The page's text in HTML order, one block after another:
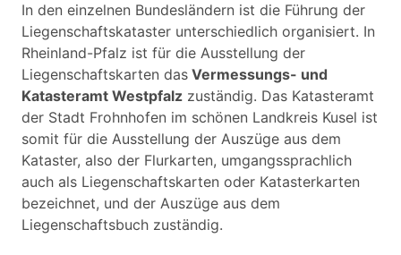
In den einzelnen Bundesländern ist die Führung der
Liegenschaftskataster unterschiedlich organisiert. In
Rheinland-Pfalz ist für die Ausstellung der
Liegenschaftskarten das Vermessungs- und
Katasteramt Westpfalz zuständig. Das Katasteramt
der Stadt Frohnhofen im schönen Landkreis Kusel ist
somit für die Ausstellung der Auszüge aus dem
Kataster, also der Flurkarten, umgangssprachlich
auch als Liegenschaftskarten oder Katasterkarten
bezeichnet, und der Auszüge aus dem
Liegenschaftsbuch zuständig.